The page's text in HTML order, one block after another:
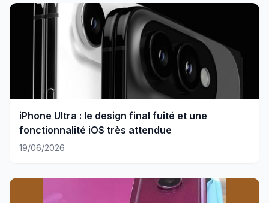
iPhone Ultra : le design final fuité et une
fonctionnalité iOS très attendue
19/06/2026